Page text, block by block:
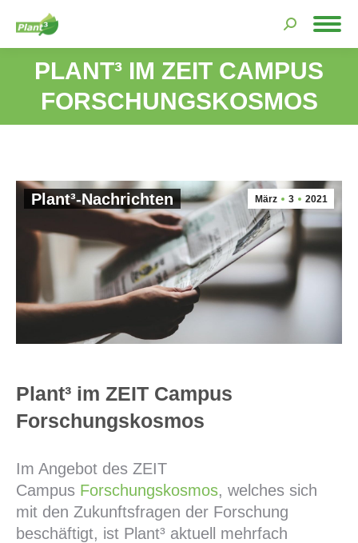
Search:
PLANT³ IM ZEIT CAMPUS
FORSCHUNGSKOSMOS
März 3 2021
Plant³-Nachrichten
Plant³ im ZEIT Campus
Forschungskosmos
Im Angebot des ZEIT
Campus Forschungskosmos, welches sich
mit den Zukunftsfragen der Forschung
beschäftigt, ist Plant³ aktuell mehrfach